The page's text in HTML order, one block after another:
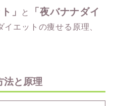
」 と
「夜バナナダイ
イエットの痩せる原理、
法と原理